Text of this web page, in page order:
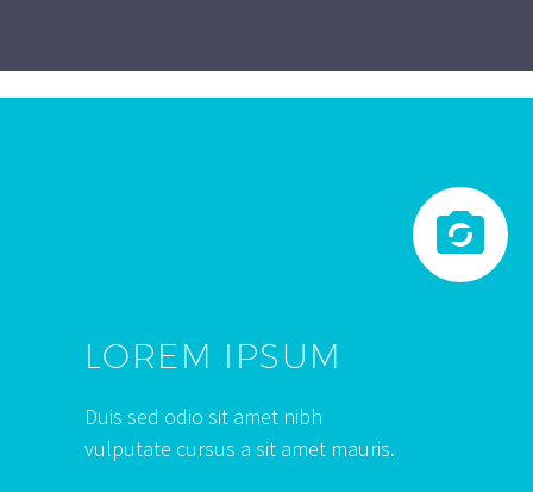


LOREM IPSUM
Duis sed odio sit amet nibh
vulputate cursus a sit amet mauris.